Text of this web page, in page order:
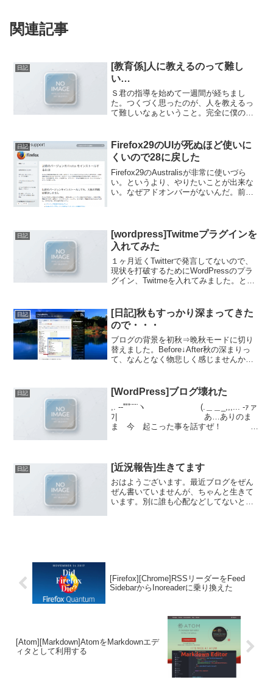
関連記事
日記
[教育係]人に教えるのって難し
い…
Ｓ君の指導を始めて一週間が経ちまし
た。つくづく思ったのが、人を教えるっ
て難しいなぁということ。完全に僕の経
切ですよね？なぜそうするのか？それを
しないとどんなまずいことが...
日記
Firefox29のUIが死ぬほど使いに
くいので28に戻した
Firefox29のAustralisが非常に使いづら
い。というより、やりたいことが出来な
い。なぜアドオンバーがないんだ。前に
日記
[wordpress]Twitmeプラグインを
入れてみた
１ヶ月近くTwitterで発言してないので、
現状を打破するためにWordPressのプラ
グイン、Twitmeを入れてみました。とは
followしている方は思う...
日記
[日記]秋もすっかり深まってきた
ので・・・
ブログの背景を初秋⇒晩秋モードに切り
替えました。Before↓After秋の深まりっ
て、なんとなく物悲しく感じませんか？
日記 [WordPress]ブログ壊れた
,. -‐'""¨¨¨ヽ (.＿＿_,,,... -ｧァ
ﾌ| あ…ありのま
ま 今 起こった事を話すぜ！
日記 [近況報告]生きてます
おはようございます。最近ブログをぜん
ぜん書いていませんが、ちゃんと生きて
います。別に誰も心配などしてないと思
[Firefox][Chrome]RSSリーダーをFeed
SidebarからInoreaderに乗り換えた
[Atom][Markdown]AtomをMarkdownエデ
ィタとして利用する